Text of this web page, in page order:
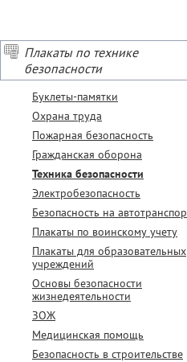
Плакаты по технике
безопасности
Буклеты-памятки
Охрана труда
Пожарная безопасность
Гражданская оборона
Техника безопасности
Электробезопасность
Безопасность на
Плакаты по воинскому учету
Плакаты для образовательных
учреждений
Основы безопасности
жизнедеятельности
ЗОЖ
Медицинская помощь
Безопасность в строительстве